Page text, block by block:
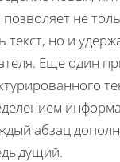
не
текст, но и
Еще один
абзац